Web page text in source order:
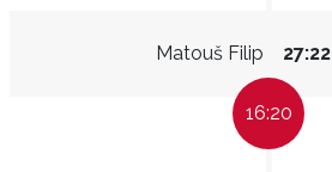
Matouš Filip 27:22
16:20